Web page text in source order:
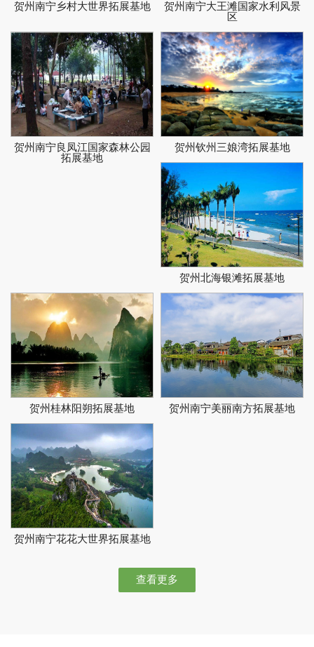
贺州南宁乡村大世界拓展基地
贺州南宁大王滩国家水利风景
区
贺州南宁良凤江国家森林公园
拓展基地
贺州钦州三娘湾拓展基地
贺州北海银滩拓展基地
贺州桂林阳朔拓展基地 贺州南宁美丽南方拓展基地
贺州南宁花花大世界拓展基地
查看更多